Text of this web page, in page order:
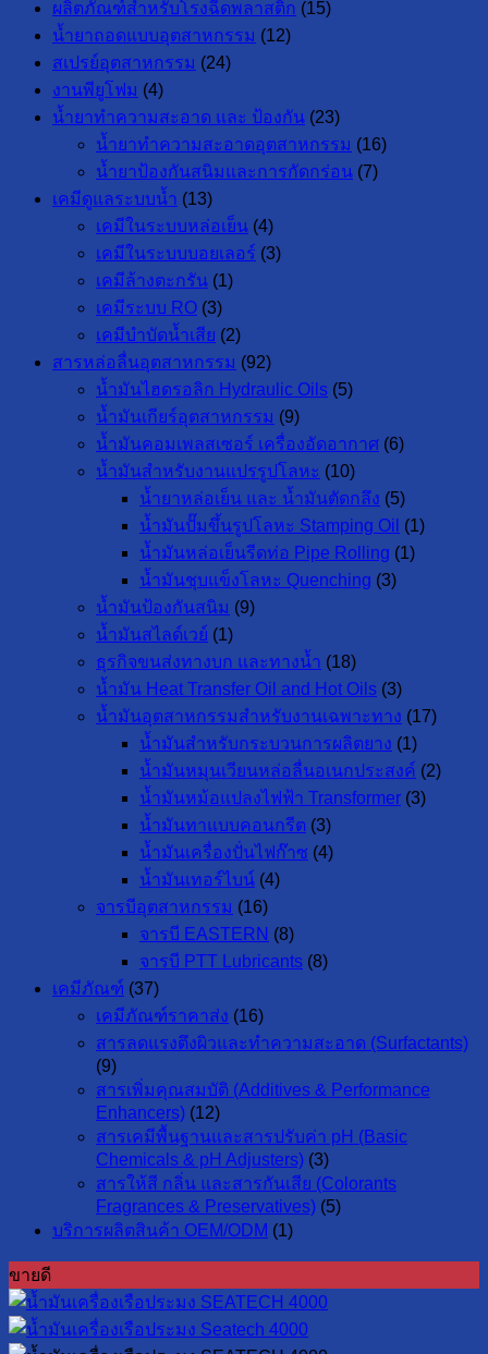
ผลิตภัณฑ์สำหรับโรงฉีดพลาสติก (15)
น้ำยาถอดแบบอุตสาหกรรม (12)
สเปรย์อุตสาหกรรม (24)
งานพียูโฟม (4)
น้ำยาทำความสะอาด และ ป้องกัน (23)
น้ำยาทำความสะอาดอุตสาหกรรม (16)
น้ำยาป้องกันสนิมและการกัดกร่อน (7)
เคมีดูแลระบบน้ำ (13)
เคมีในระบบหล่อเย็น (4)
เคมีในระบบบอยเลอร์ (3)
เคมีล้างตะกรัน (1)
เคมีระบบ RO (3)
เคมีบำบัดน้ำเสีย (2)
สารหล่อลื่นอุตสาหกรรม (92)
น้ำมันไฮดรอลิก Hydraulic Oils (5)
น้ำมันเกียร์อุตสาหกรรม (9)
น้ำมันคอมเพลสเซอร์ เครื่องอัดอากาศ (6)
น้ำมันสำหรับงานแปรรูปโลหะ (10)
น้ำยาหล่อเย็น และ น้ำมันตัดกลึง (5)
น้ำมันปั๊มขึ้นรูปโลหะ Stamping Oil (1)
น้ำมันหล่อเย็นรีดท่อ Pipe Rolling (1)
น้ำมันชุบแข็งโลหะ Quenching (3)
น้ำมันป้องกันสนิม (9)
น้ำมันสไลด์เวย์ (1)
ธุรกิจขนส่งทางบก และทางน้ำ (18)
น้ำมัน Heat Transfer Oil and Hot Oils (3)
น้ำมันอุตสาหกรรมสำหรับงานเฉพาะทาง (17)
น้ำมันสำหรับกระบวนการผลิตยาง (1)
น้ำมันหมุนเวียนหล่อลื่นอเนกประสงค์ (2)
น้ำมันหม้อแปลงไฟฟ้า Transformer (3)
น้ำมันทาแบบคอนกรีต (3)
น้ำมันเครื่องปั่นไฟก๊าซ (4)
น้ำมันเทอร์ไบน์ (4)
จารบีอุตสาหกรรม (16)
จารบี EASTERN (8)
จารบี PTT Lubricants (8)
เคมีภัณฑ์ (37)
เคมีภัณฑ์ราคาส่ง (16)
สารลดแรงตึงผิวและทำความสะอาด (Surfactants)
(9)
สารเพิ่มคุณสมบัติ (Additives & Performance
Enhancers) (12)
สารเคมีพื้นฐานและสารปรับค่า pH (Basic
Chemicals & pH Adjusters) (3)
สารให้สี กลิ่น และสารกันเสีย (Colorants
Fragrances & Preservatives) (5)
บริการผลิตสินค้า OEM/ODM (1)
ขายดี